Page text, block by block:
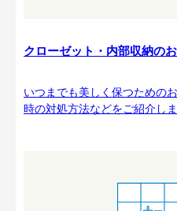
クローゼット・内部収納の
いつまでも美しく保つための
時の対処方法などをご紹介しま